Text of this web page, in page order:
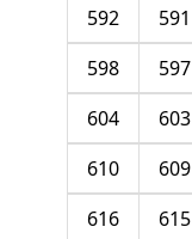
591
592
597
598
603
604
609
610
615
616